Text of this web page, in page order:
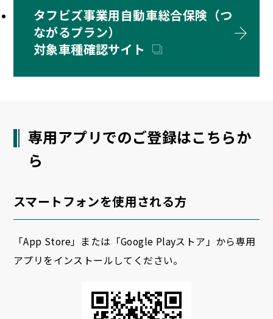
タフビズ事業用自動車総合保険（つ
ながるプラン）
対象車種確認サイト
専用アプリでのご登録はこちらか
ら
スマートフォンを使用される方
「App Store」または「Google Playストア」から専用
アプリをインストールしてください。